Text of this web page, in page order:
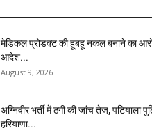
मेडिकल प्रोडक्ट की हूबहू नकल बनाने का
आदेश...
August 9, 2026
अग्निवीर भर्ती में ठगी की जांच तेज, पटियाला
हरियाणा...